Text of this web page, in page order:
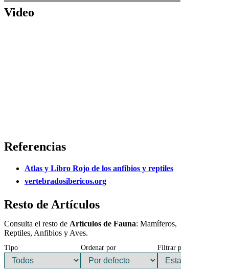
Video
Referencias
Atlas y Libro Rojo de los anfibios y reptiles
vertebradosibericos.org
Resto de Artículos
Consulta el resto de Artículos de Fauna: Mamíferos,
Reptiles, Anfibios y Aves.
Tipo Ordenar por Filtrar por